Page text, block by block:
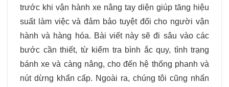
trước khi vận hành xe nâng tay diện giúp tăng hiệu
suất làm việc và đảm bảo tuyệt đối cho người vận
hành và hàng hóa. Bài viết này sẽ đi sâu vào các
bước cần thiết, từ kiểm tra bình ắc quy, tình trạng
bánh xe và càng nâng, cho đến hệ thống phanh và
nút dừng khẩn cấp. Ngoài ra, chúng tôi cũng nhấn